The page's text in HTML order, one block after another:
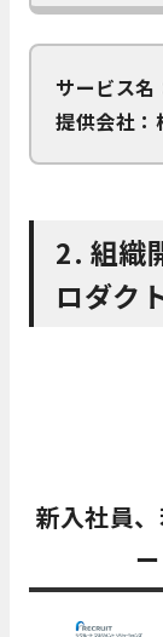
サービス名
提供会社：
2. 組織
ロダク
新入社員